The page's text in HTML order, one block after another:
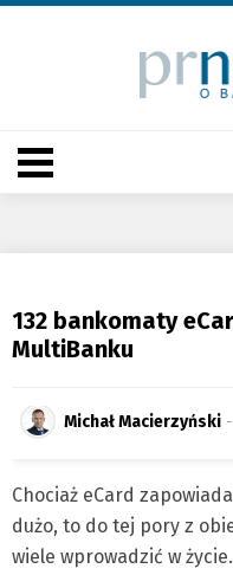
132 bankomaty
MultiBanku
Michał Macierzyński
Chociaż eCard
dużo, to do tej pory z
wiele wprowadzić w